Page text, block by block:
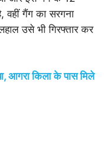
गैंग का सरगना
उसे भी गिरफ्तार कर
आगरा किला के पास मिले